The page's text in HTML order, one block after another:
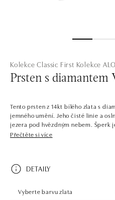
Kolekce Classic First Kolekce ALO
Prsten s diamantem
Tento prsten z 14kt bílého zlata s
jemného umění. Jeho čisté linie a
jezera pod hvězdným nebem. Šperk
náušnic s jedním až třemi dokonale
Přečtěte si více
DETAILY
Vyberte barvu zlata